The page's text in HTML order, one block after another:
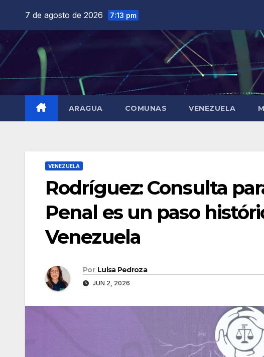
contenido
7 de agosto de 2026 7:13 pm
ARAGUA COMUNAS VENEZUELA
VENEZUELA
Rodríguez: Consulta
Penal es un paso
Venezuela
Por Luisa Pedroza
JUN 2, 2026